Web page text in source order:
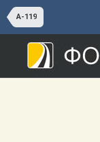
А-119